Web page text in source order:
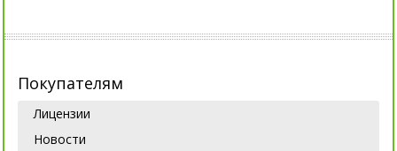
Покупателям
Лицензии
Новости